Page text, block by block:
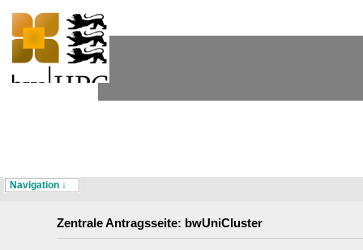
Navigation ↓
Zentrale Antragsseite: bwUniCluster